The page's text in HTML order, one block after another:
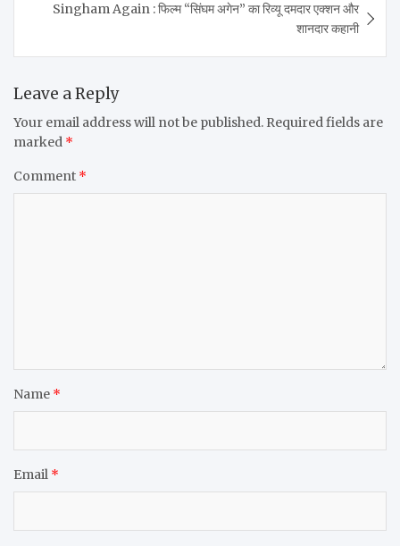
Singham Again : फिल्म “सिंघम अगेन” का रिव्यू दमदार एक्शन और
शानदार कहानी
Leave a Reply
Your email address will not be published. Required fields are
marked *
Comment *
Name *
Email *